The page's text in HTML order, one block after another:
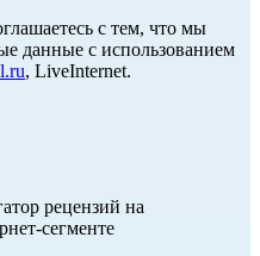
с тем, что мы
данные с использованием
, LiveInternet.
рецензий на
сегменте